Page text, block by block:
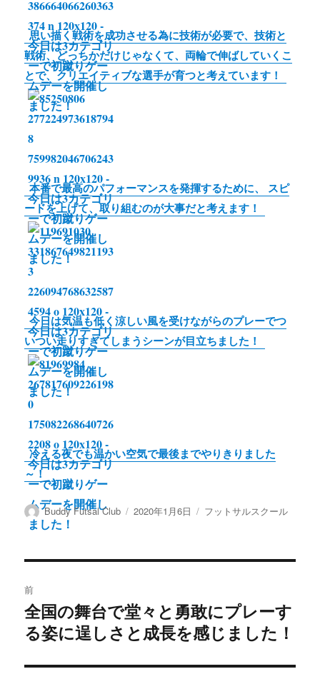
n
k
思い描く戦術を成功させる為に技術が必要で、技術と
戦術、どっちかだけじゃなくて、両輪で伸ばしていくこ
とで、クリエイティブな選手が育つと考えています！
本番で最高のパフォーマンスを発揮するために、 スピ
ードを上げて、取り組むのが大事だと考えます！
今日は気温も低く涼しい風を受けながらのプレーでつ
いつい走りすぎてしまうシーンが目立ちました！
冷える夜でも温かい空気で最後までやりきりました
～！
投
稿
Buddy Futsal Club
投
2020年1月6日
カ
フットサルスクール
稿
ナ
ビ
前
前
の
全国の舞台で堂々と勇敢にプレーす
る姿に逞しさと成長を感じました！